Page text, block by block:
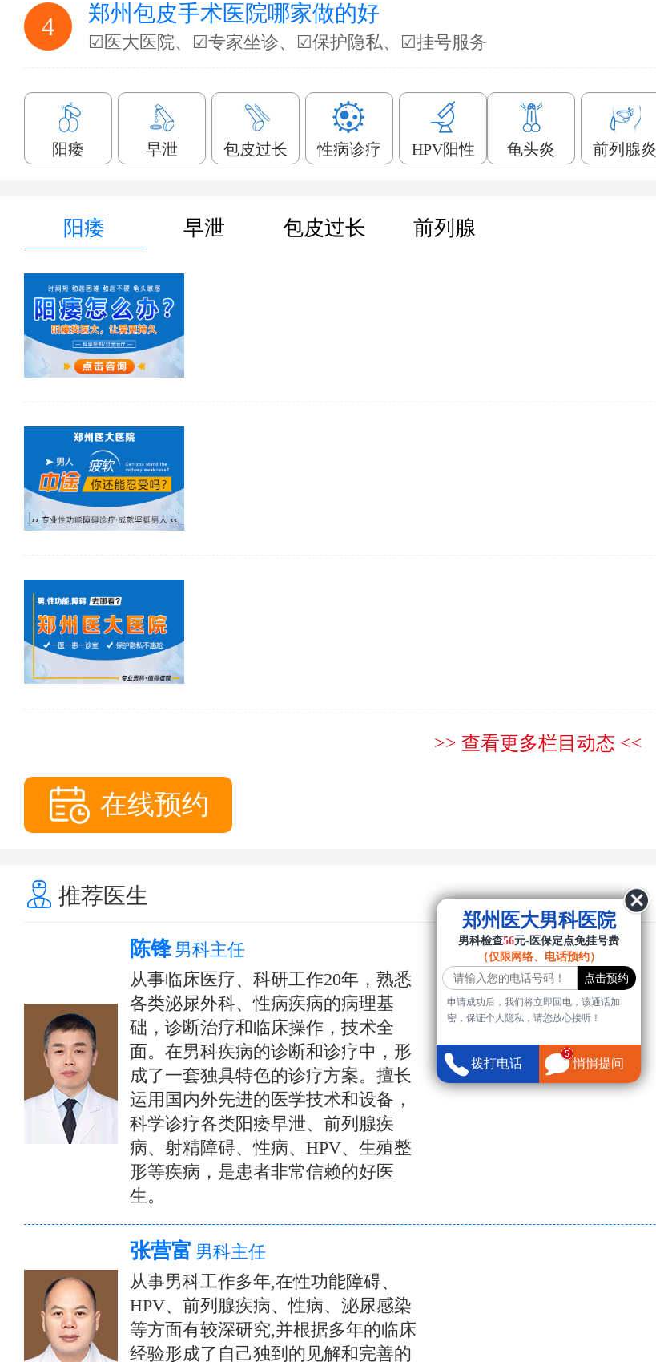
4 郑州包皮手术医院哪家做的好
☑医大医院、☑专家坐诊、☑保护隐私、☑挂号服务
阳痿 早泄 包皮过长 性病诊疗 HPV阳性 龟头炎 前列腺炎
阳痿 早泄 包皮过长 前列腺
>> 查看更多栏目动态 <<
在线预约
推荐医生
陈锋 男科主任
从事临床医疗、科研工作20年，熟悉
各类泌尿外科、性病疾病的病理基
础，诊断治疗和临床操作，技术全
面。在男科疾病的诊断和诊疗中，形
成了一套独具特色的诊疗方案。擅长
运用国内外先进的医学技术和设备，
科学诊疗各类阳痿早泄、前列腺疾
病、射精障碍、性病、HPV、生殖整
形等疾病，是患者非常信赖的好医
生。
张营富 男科主任
从事男科工作多年,在性功能障碍、
HPV、前列腺疾病、性病、泌尿感染
等方面有较深研究,并根据多年的临床
经验形成了自己独到的见解和完善的
郑州医大男科医院
男科检查56元-医保定点免挂号费
（仅限网络、电话预约）
申请成功后，我们将立即回电，该通话加
密，保证个人隐私，请您放心接听！
拨打电话 悄悄提问